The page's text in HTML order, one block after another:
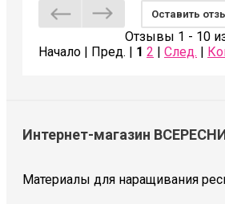
Оставить
Отзывы 1 - 10
Начало | Пред. | 1 2 След.
Интернет-магазин
Материалы для наращивания